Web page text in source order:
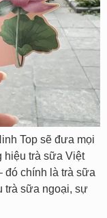
Top sẽ đưa mọi
hiệu trà sữa Việt
đó chính là trà sữa
trà sữa ngoại, sự